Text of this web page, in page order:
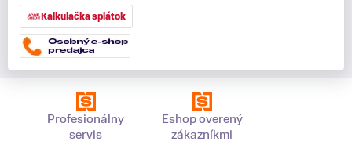
Kalkulačka splátok
Profesionálny
servis
Eshop overený
zákazníkmi